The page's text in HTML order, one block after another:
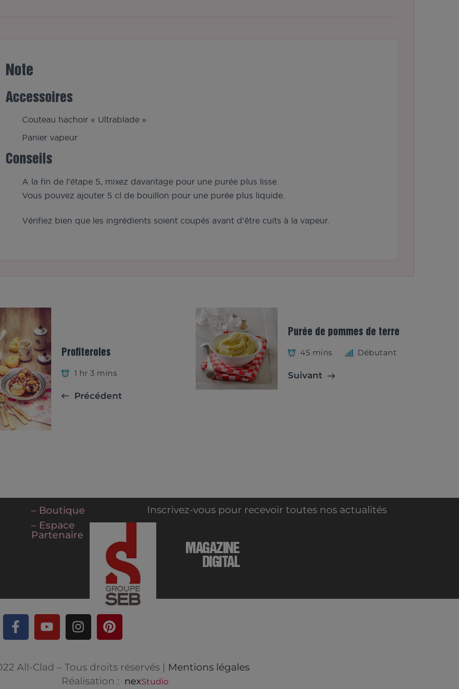
Note
Accessoires
Couteau hachoir « Ultrablade »
Panier vapeur
Conseils
A la fin de l'étape 5, mixez davantage pour une purée plus lisse.
Vous pouvez ajouter 5 cl de bouillon pour une purée plus liquide.
Vérifiez bien que les ingrédients soient coupés avant d'être cuits à la vapeur.
Profiteroles
1 hr 3 mins
Précédent
Purée de pommes de terre
45 mins Débutant
Suivant
– Boutique
– Espace
Partenaire
Inscrivez-vous pour recevoir toutes nos actualités
MAGAZINE
DIGITAL
All-Clad – Tous droits réservés | Mentions légales
Réalisation : nexStudio